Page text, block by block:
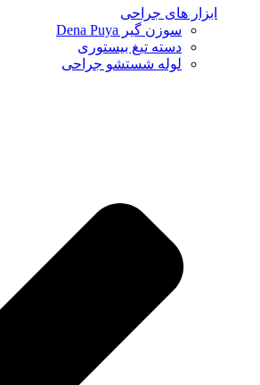
ابزار های جراحی
سوزن گیر Dena Puya
دسته تیغ بیستوری
لوله شستشو جراحی